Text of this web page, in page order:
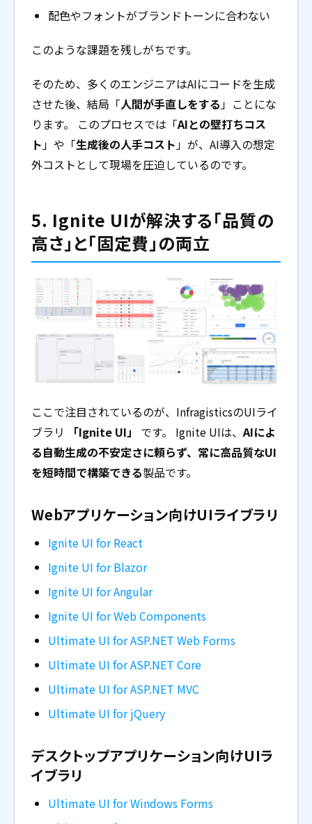
配色やフォントがブランドトーンに合わない
このような課題を残しがちです。
そのため、多くのエンジニアはAIにコードを生成
させた後、結局「人間が手直しをする」ことにな
ります。 このプロセスでは「AIとの壁打ちコス
ト」や「生成後の人手コスト」が、AI導入の想定
外コストとして現場を圧迫しているのです。
5. Ignite UIが解決する「品質の
高さ」と「固定費」の両立
ここで注目されているのが、InfragisticsのUIライ
ブラリ
「Ignite UI」 です。 Ignite UIは、AIによ
る自動生成の不安定さに頼らず、常に高品質なUI
を短時間で構築できる製品です。
Webアプリケーション向けUIライブラリ
Ignite UI for React
Ignite UI for Blazor
Ignite UI for Angular
Ignite UI for Web Components
Ultimate UI for ASP.NET Web Forms
Ultimate UI for ASP.NET Core
Ultimate UI for ASP.NET MVC
Ultimate UI for jQuery
デスクトップアプリケーション向けUIラ
イブラリ
Ultimate UI for Windows Forms